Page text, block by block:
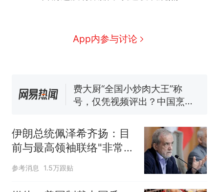
App内参与讨论
热 制裁瓜子饺子，美国怕什
么？
人生
费大厨“全国小炒肉大王”称
号，仅凭视频评出？中国烹饪
窝，原地守1天等它长大：挖了
140多朵
美国渔民钓获鲨鱼徒手将其拽
回大海 目击者直呼震惊 （视频
来源：参考消息）
笔试第一被第二名传话劝弃考
伊朗总统佩泽希齐扬：目
前与最高领袖联络"非常困
难"
参考消息 1.5万跟贴